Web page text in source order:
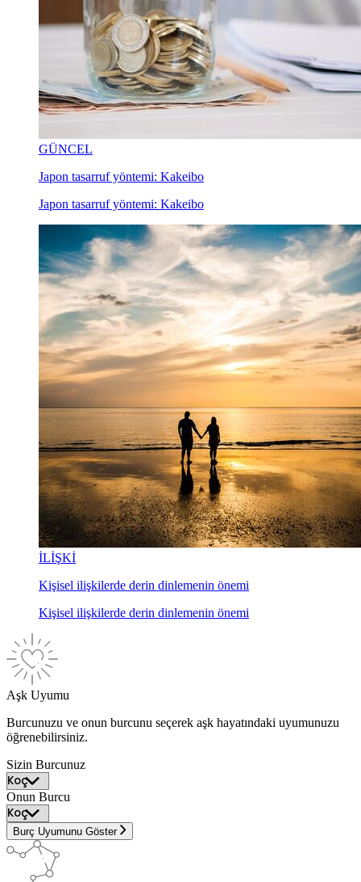
GÜNCEL
Japon tasarruf yöntemi: Kakeibo
Japon tasarruf yöntemi: Kakeibo
İLİŞKİ
Kişisel ilişkilerde derin dinlemenin önemi
Kişisel ilişkilerde derin dinlemenin önemi
Aşk Uyumu
Burcunuzu ve onun burcunu seçerek aşk hayatındaki uyumunuzu
öğrenebilirsiniz.
Sizin Burcunuz
Onun Burcu
Burç Uyumunu Göster